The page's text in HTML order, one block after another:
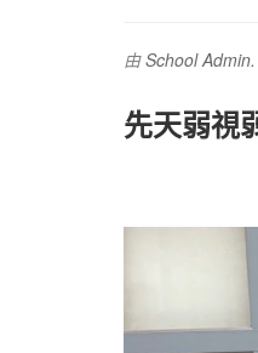
由School Admin.
先天弱視